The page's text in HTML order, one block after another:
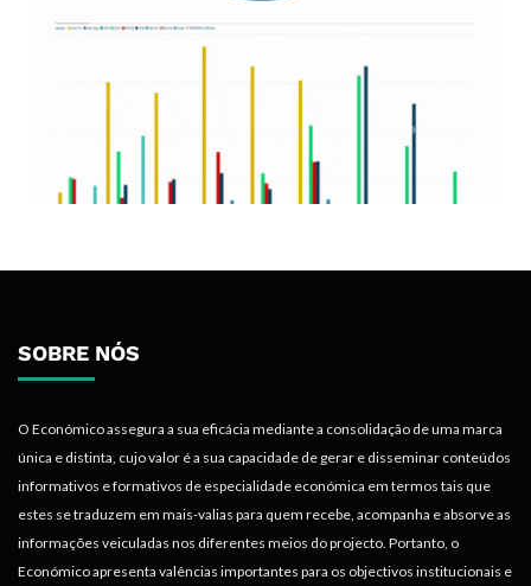
SOBRE NÓS
O Económico assegura a sua eficácia mediante a consolidação de uma marca
única e distinta, cujo valor é a sua capacidade de gerar e disseminar conteúdos
informativos e formativos de especialidade económica em termos tais que
estes se traduzem em mais-valias para quem recebe, acompanha e absorve as
informações veiculadas nos diferentes meios do projecto. Portanto, o
Económico apresenta valências importantes para os objectivos institucionais e